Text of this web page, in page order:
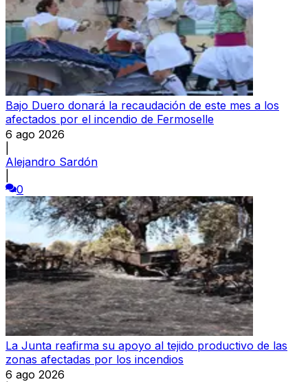
Bajo Duero donará la recaudación de este mes a los
afectados por el incendio de Fermoselle
6 ago 2026
Alejandro Sardón
0
La Junta reafirma su apoyo al tejido productivo de las
zonas afectadas por los incendios
6 ago 2026